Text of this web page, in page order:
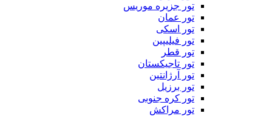
تور جزیره موریس
تور عمان
تور اسکی
تور فیلیپین
تور قطر
تور تاجیکستان
تور آرژانتین
تور برزیل
تور کره جنوبی
تور مراکش